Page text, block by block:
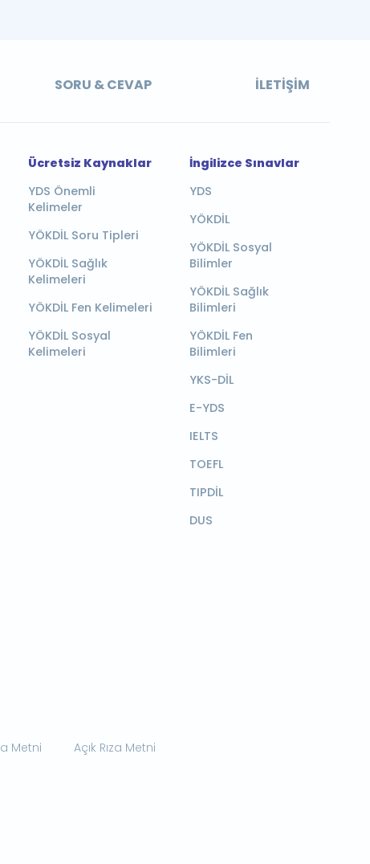
SORU & CEVAP İLETIŞIM
Ücretsiz Kaynaklar
YDS Önemli
Kelimeler
YÖKDİL Soru Tipleri
YÖKDİL Sağlık
Kelimeleri
YÖKDİL Fen Kelimeleri
YÖKDİL Sosyal
Kelimeleri
İngilizce Sınavlar
YDS
YÖKDİL
YÖKDİL Sosyal
Bilimler
YÖKDİL Sağlık
Bilimleri
YÖKDİL Fen
Bilimleri
YKS-DİL
E-YDS
IELTS
TOEFL
TIPDİL
DUS
Metni Açık Rıza Metni